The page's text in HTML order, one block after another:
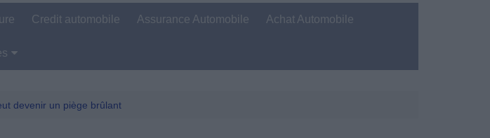
Credit automobile Assurance Automobile Achat Automobile
devenir un piège brûlant